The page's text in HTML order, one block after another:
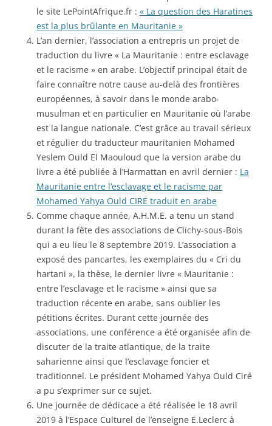
le site LePointAfrique.fr : « La question des Haratines
est la plus brûlante en Mauritanie »
L’an dernier, l’association a entrepris un projet de
traduction du livre « La Mauritanie : entre esclavage
et le racisme » en arabe. L’objectif principal était de
faire connaître notre cause au-delà des frontières
européennes, à savoir dans le monde arabo-
musulman et en particulier en Mauritanie où l’arabe
est la langue nationale. C’est grâce au travail sérieux
et régulier du traducteur mauritanien Mohamed
Yeslem Ould El Maouloud que la version arabe du
livre a été publiée à l’Harmattan en avril dernier : La
Mauritanie entre l’esclavage et le racisme par
Mohamed Yahya Ould CIRE traduit en arabe
Comme chaque année, A.H.M.E. a tenu un stand
durant la fête des associations de Clichy-sous-Bois
qui a eu lieu le 8 septembre 2019. L’association a
exposé des pancartes, les exemplaires du « Cri du
hartani », la thèse, le dernier livre « Mauritanie :
entre l’esclavage et le racisme » ainsi que sa
traduction récente en arabe, sans oublier les
pétitions écrites. Durant cette journée des
associations, une conférence a été organisée afin de
discuter de la traite atlantique, de la traite
saharienne ainsi que l’esclavage foncier et
traditionnel. Le président Mohamed Yahya Ould Ciré
a pu s’exprimer sur ce sujet.
Une journée de dédicace a été réalisée le 18 avril
2019 à l’Espace Culturel de l’enseigne E.Leclerc à